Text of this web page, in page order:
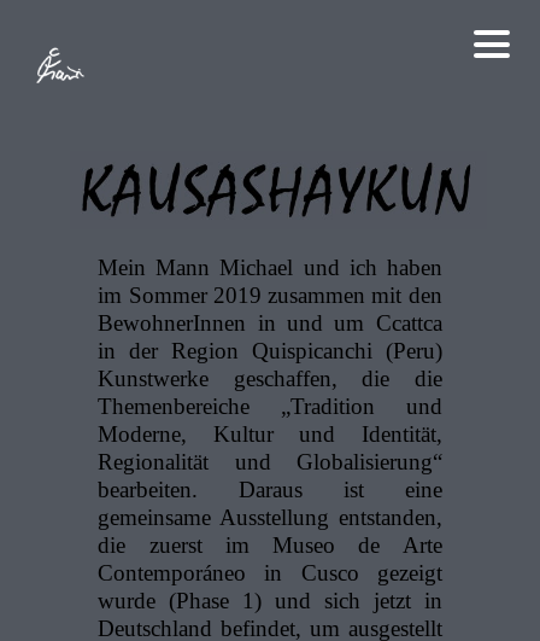
Mein Mann Michael und ich haben
im Sommer 2019 zusammen mit den
BewohnerInnen in und um Ccattca
in der Region Quispicanchi (Peru)
Kunstwerke geschaffen, die die
Themenbereiche „Tradition und
Moderne, Kultur und Identität,
Regionalität und Globalisierung“
bearbeiten. Daraus ist eine
gemeinsame Ausstellung entstanden,
die zuerst im Museo de Arte
Contemporáneo in Cusco gezeigt
wurde (Phase 1) und sich jetzt in
Deutschland befindet, um ausgestellt